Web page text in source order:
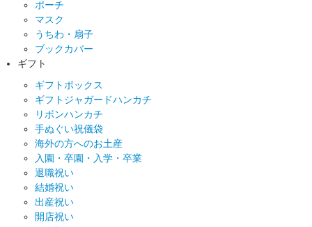
ポーチ
マスク
うちわ・扇子
ブックカバー
ギフト
ギフトボックス
ギフトジャガードハンカチ
リボンハンカチ
手ぬぐい祝儀袋
海外の方へのお土産
入園・卒園・入学・卒業
退職祝い
結婚祝い
出産祝い
開店祝い